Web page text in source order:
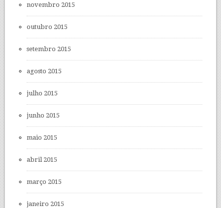
novembro 2015
outubro 2015
setembro 2015
agosto 2015
julho 2015
junho 2015
maio 2015
abril 2015
março 2015
janeiro 2015